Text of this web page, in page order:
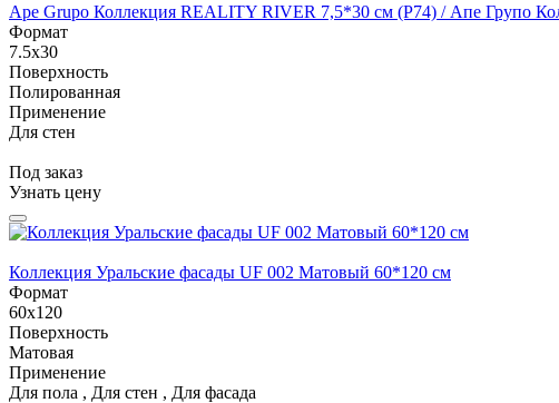
Ape Grupo Коллекция REALITY RIVER 7,5*30 см (P74) / Апе Групо
Формат
7.5x30
Поверхность
Полированная
Применение
Для стен
Под заказ
Узнать цену
Коллекция Уральские фасады UF 002 Матовый 60*120 см
Формат
60x120
Поверхность
Матовая
Применение
Для пола , Для стен , Для фасада